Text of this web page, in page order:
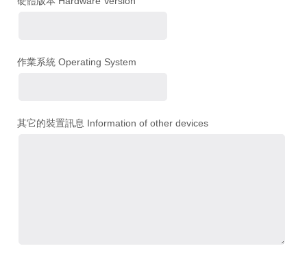
作業系統 Operating System
其它的裝置訊息 Information of other devices